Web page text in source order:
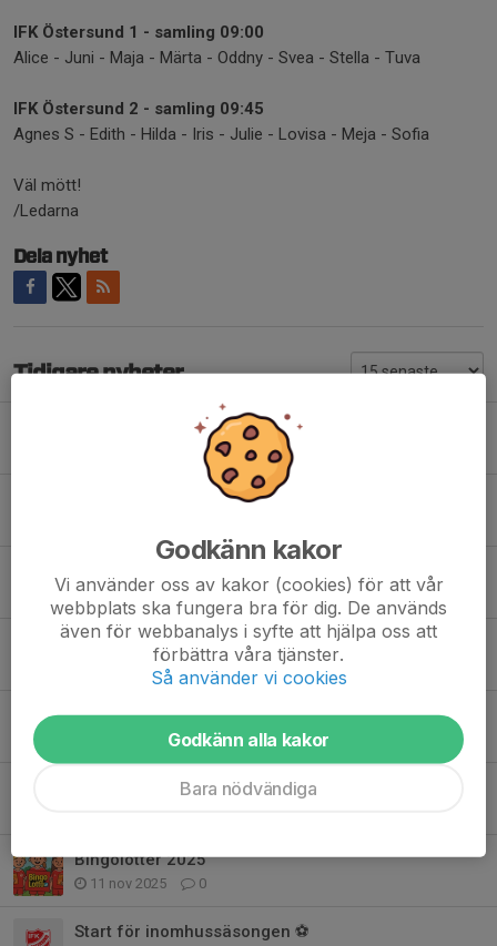
IFK Östersund 1 - samling 09:00
Alice - Juni - Maja - Märta - Oddny - Svea - Stella - Tuva
IFK Östersund 2 - samling 09:45
Agnes S - Edith - Hilda - Iris - Julie - Lovisa - Meja - Sofia
Väl mött!
/Ledarna
Dela nyhet
Tidigare nyheter
⚽ Nu drar höstsäsongen igång!
0
5 maj, 11:02 0
⚽ Uppstart av fotbollssäsongen & föräldramöte⚽
2 apr, 09:29
Matchspel & teamaktivitet
26 feb, 14:25 1
Betalning av Bingolotter
Bingolotter 2025
11 nov 2025 0
Start för inomhussäsongen ⚽️
Godkänn kakor
Vi använder oss av kakor (cookies) för att vår
webbplats ska fungera bra för dig. De används
även för webbanalys i syfte att hjälpa oss att
förbättra våra tjänster.
Så använder vi cookies
Godkänn alla kakor
Bara nödvändiga